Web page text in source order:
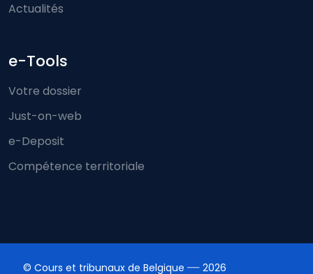
Actualités
e-Tools
Votre dossier
Just-on-web
e-Deposit
Compétence territoriale
© Cours et tribunaux de Belgique 2026